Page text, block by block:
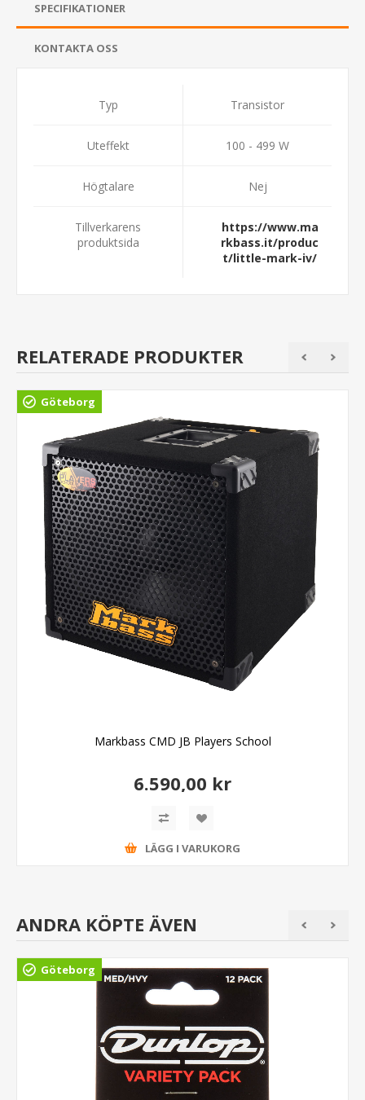
SPECIFIKATIONER
KONTAKTA OSS
Typ Transistor
Uteffekt 100 - 499 W
Högtalare Nej
Tillverkarens
produktsida
https://www.ma
rkbass.it/produc
t/little-mark-iv/
RELATERADE PRODUKTER
Göteborg
Markbass CMD JB Players School
6.590,00 kr
LÄGG I VARUKORG
ANDRA KÖPTE ÄVEN
Göteborg